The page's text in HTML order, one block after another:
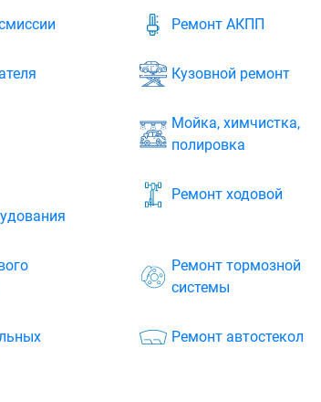
Ремонт АКПП
Кузовной ремонт
Мойка, химчистка,
полировка
Ремонт ходовой
Ремонт тормозной
системы
Ремонт автостекол